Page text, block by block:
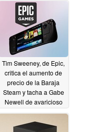
Tim Sweeney, de Epic,
critica el aumento de
precio de la Baraja
Steam y tacha a Gabe
Newell de avaricioso
05/29/2026